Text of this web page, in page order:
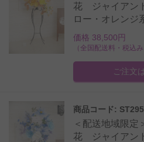
花 ジャイアン
ロー・オレンジ
価格 38,500円
（全国配送料・税込
ご注文
商品コード: ST295
＜配送地域限定
花 ジャイアン